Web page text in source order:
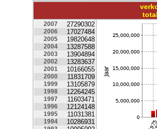
2007 27290302
2006 17027484
2005 19820648
2004 13287588
2003 13904894
2002 13283637
2001 10166055
2000 11831709
1999 13105879
1998 12264245
1997 11603471
1996 12124148
1995 11031381
1994 10286931